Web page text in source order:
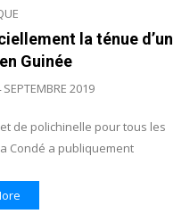
la ténue d’un
Guinée
SEPTEMBRE 2019
de polichinelle pour tous les
Condé a publiquement